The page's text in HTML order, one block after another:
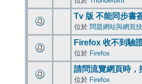
Tv 版 不能同步書
位於 問題網站與網頁
Firefox 收不到驗
位於 Firefox
請問流覽網頁時
位於 Firefox